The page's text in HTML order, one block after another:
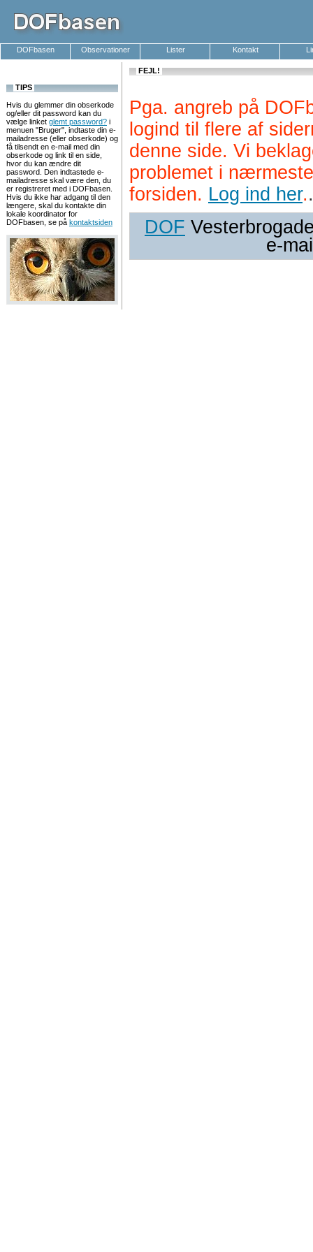
DOFbasen Observationer Lister Kontakt
TIPS
Hvis du glemmer din obserkode
og/eller dit password kan du
vælge linket glemt password? i
menuen "Bruger", indtaste din e-
mailadresse (eller obserkode) og
få tilsendt en e-mail med din
obserkode og link til en side,
hvor du kan ændre dit
password. Den indtastede e-
mailadresse skal være den, du
er registreret med i DOFbasen.
Hvis du ikke har adgang til den
længere, skal du kontakte din
lokale koordinator for
DOFbasen, se på kontaktsiden
FEJL!
Pga. angreb på
logind til flere af
denne side. Vi
problemet i
forsiden. Log ind her..
DOF
e-